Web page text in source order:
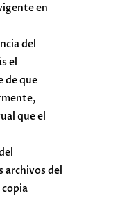
en
del
el
de que
que el
archivos del